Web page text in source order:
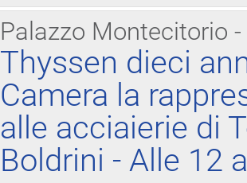
Palazzo Montecitorio
Thyssen dieci
Camera la
alle acciaierie di
Boldrini - Alle 12